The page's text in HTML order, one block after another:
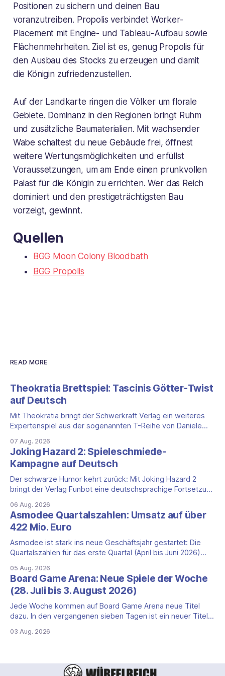
Positionen zu sichern und deinen Bau
voranzutreiben. Propolis verbindet Worker-
Placement mit Engine- und Tableau-Aufbau sowie
Flächenmehrheiten. Ziel ist es, genug Propolis für
den Ausbau des Stocks zu erzeugen und damit
die Königin zufriedenzustellen.
Auf der Landkarte ringen die Völker um florale
Gebiete. Dominanz in den Regionen bringt Ruhm
und zusätzliche Baumaterialien. Mit wachsender
Wabe schaltest du neue Gebäude frei, öffnest
weitere Wertungsmöglichkeiten und erfüllst
Voraussetzungen, um am Ende einen prunkvollen
Palast für die Königin zu errichten. Wer das Reich
dominiert und den prestigeträchtigsten Bau
vorzeigt, gewinnt.
Quellen
BGG Moon Colony Bloodbath
BGG Propolis
READ MORE
Theokratia Brettspiel: Tascinis Götter-Twist
auf Deutsch
Mit Theokratia bringt der Schwerkraft Verlag ein weiteres
Expertenspiel aus der sogenannten T-Reihe von Daniele
Tekhenu und Tzolk'in gehören. Der Aufhänger ist ein
ungewöhnlicher Perspektivwechsel: Sie steuern nicht die
eigene Zivilisation, sondern eine hochentwickelte
außerirdische Gottheit, die vier
07 Aug. 2026
Joking Hazard 2: Spieleschmiede-
Kampagne auf Deutsch
Der schwarze Humor kehrt zurück: Mit Joking Hazard 2
bringt der Verlag Funbot eine deutschsprachige Fortsetzung
Happiness (Explosm) auf die Spieleschmiede. Wir ordnen
ein, was die Kampagne unter dem Motto „Die fiesen
Comics sind zurück!" bietet und wo sie schweigt.
06 Aug. 2026
Asmodee Quartalszahlen: Umsatz auf über
422 Mio. Euro
Asmodee ist stark ins neue Geschäftsjahr gestartet: Die
Quartalszahlen für das erste Quartal (April bis Juni 2026)
Prozent auf 422,1 Millionen Euro. Getragen wird das
Wachstum weiter von den Sammelkartenspielen, doch
erstmals seit Monaten zeigt auch das klassische
Brettspielgeschäft wieder
05 Aug. 2026
Board Game Arena: Neue Spiele der Woche
(28. Juli bis 3. August 2026)
Jede Woche kommen auf Board Game Arena neue Titel
dazu. In den vergangenen sieben Tagen ist ein neuer Titel
bekanntesten kooperativen Zombiespiele. Wir stellen dir
Zombicide: 2nd
03 Aug. 2026